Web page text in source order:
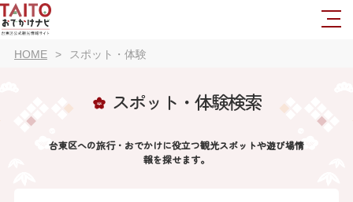
HOME スポット・体験
スポット・体験検索
台東区への旅行・おでかけに役立つ観光スポットや遊び場情
報を探せます。